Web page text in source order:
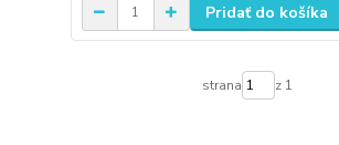
Pridať do košíka
strana z 1